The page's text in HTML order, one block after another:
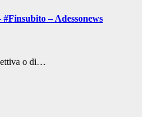
– Adessonews
o di…